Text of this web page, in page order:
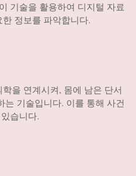
기술을 활용하여 디지털 자료
정보를 파악합니다.
을 연계시켜, 몸에 남은 단서
는 기술입니다. 이를 통해 사건
습니다.